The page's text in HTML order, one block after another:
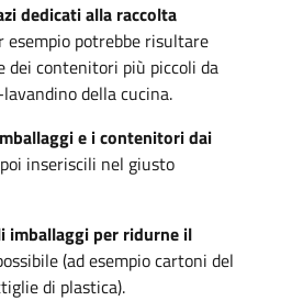
dedicati alla raccolta
esempio potrebbe risultare
dei contenitori più piccoli da
della cucina.
e i contenitori dai
inseriscili nel giusto
imballaggi per ridurne il
(ad esempio cartoni del
di plastica).